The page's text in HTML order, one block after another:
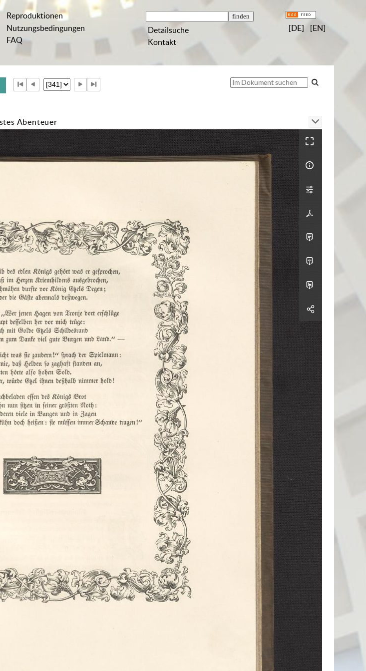
Reproduktionen
Nutzungsbedingungen
FAQ
Detailsuche
Kontakt
[DE] [EN]
Abenteuer